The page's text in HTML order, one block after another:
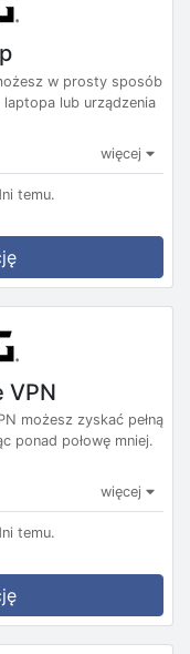
w prosty sposób
lub urządzenia
więcej
temu.
VPN
możesz zyskać pełną
ponad połowę mniej.
więcej
temu.